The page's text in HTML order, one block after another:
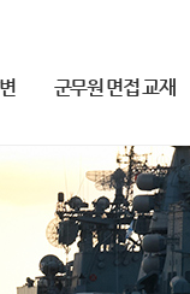
군무원 면접 교재
군무원 면접 교재